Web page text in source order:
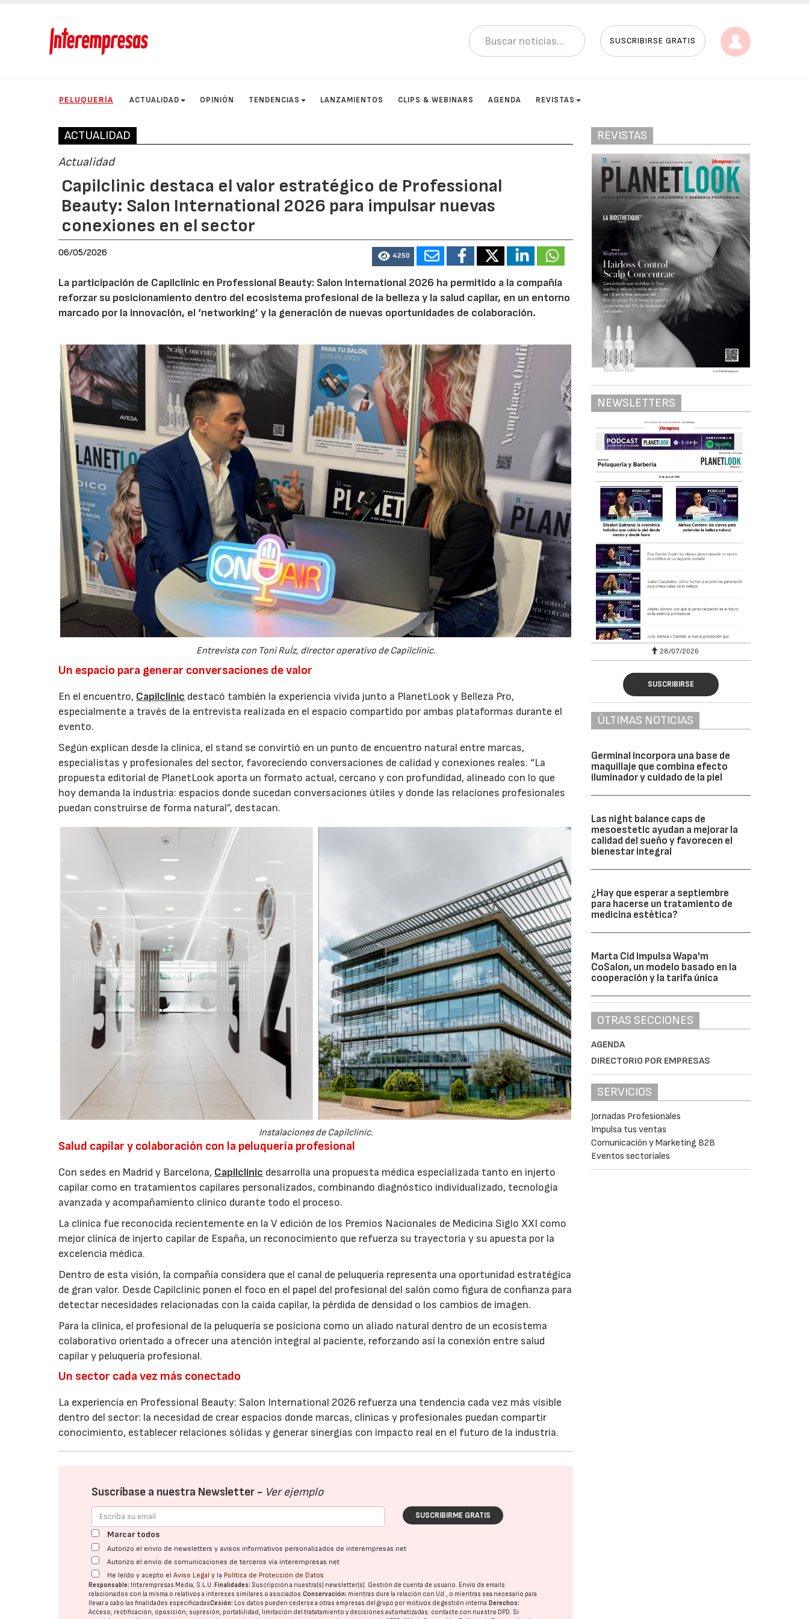
SUSCRIBIRSE GRATIS
PELUQUERÍA ACTUALIDAD OPINIÓN TENDENCIAS LANZAMIENTOS CLIPS & WEBINARS AGENDA REVISTAS
ACTUALIDAD
Actualidad
Capilclinic destaca el valor estratégico de Professional
Beauty: Salon International 2026 para impulsar nuevas
conexiones en el sector
06/05/2026 4250
La participación de Capilclinic en Professional Beauty: Salon International 2026 ha permitido a la compañía
reforzar su posicionamiento dentro del ecosistema profesional de la belleza y la salud capilar, en un entorno
marcado por la innovación, el ‘networking’ y la generación de nuevas oportunidades de colaboración.
Entrevista con Toni RuÍz, dIrector operativo de Capilclinic.
Un espacio para generar conversaciones de valor
En el encuentro, Capilclinic destacó también la experiencia vivida junto a PlanetLook y Belleza Pro,
especialmente a través de la entrevista realizada en el espacio compartido por ambas plataformas durante el
evento.
Según explican desde la clínica, el stand se convirtió en un punto de encuentro natural entre marcas,
especialistas y profesionales del sector, favoreciendo conversaciones de calidad y conexiones reales. “La
propuesta editorial de PlanetLook aporta un formato actual, cercano y con profundidad, alineado con lo que
hoy demanda la industria: espacios donde sucedan conversaciones útiles y donde las relaciones profesionales
puedan construirse de forma natural”, destacan.
Instalaciones de Capilclinic.
Salud capilar y colaboración con la peluquería profesional
Con sedes en Madrid y Barcelona, Capilclinic desarrolla una propuesta médica especializada tanto en injerto
capilar como en tratamientos capilares personalizados, combinando diagnóstico individualizado, tecnología
avanzada y acompañamiento clínico durante todo el proceso.
La clínica fue reconocida recientemente en la V edición de los Premios Nacionales de Medicina Siglo XXI como
mejor clínica de injerto capilar de España, un reconocimiento que refuerza su trayectoria y su apuesta por la
excelencia médica.
Dentro de esta visión, la compañía considera que el canal de peluquería representa una oportunidad estratégica
de gran valor. Desde Capilclinic ponen el foco en el papel del profesional del salón como figura de confianza para
detectar necesidades relacionadas con la caída capilar, la pérdida de densidad o los cambios de imagen.
Para la clínica, el profesional de la peluquería se posiciona como un aliado natural dentro de un ecosistema
colaborativo orientado a ofrecer una atención integral al paciente, reforzando así la conexión entre salud
capilar y peluquería profesional.
Un sector cada vez más conectado
La experiencia en Professional Beauty: Salon International 2026 refuerza una tendencia cada vez más visible
dentro del sector: la necesidad de crear espacios donde marcas, clínicas y profesionales puedan compartir
conocimiento, establecer relaciones sólidas y generar sinergias con impacto real en el futuro de la industria.
Suscríbase a nuestra Newsletter - Ver ejemplo
SUSCRIBIRME GRATIS
Marcar todos
Autorizo el envío de newsletters y avisos informativos personalizados de interempresas.net
Autorizo el envío de comunicaciones de terceros vía interempresas.net
He leído y acepto elAviso Legal y la Política de Protección de Datos
Responsable: Interempresas Media, S.L.U.Finalidades: Suscripción a nuestra(s) newsletter(s). Gestión de cuenta de usuario. Envío de emails
relacionados con la misma o relativos a intereses similares o asociados.Conservación: mientras dure la relación con Ud., o mientras sea necesario para
llevar a cabo las finalidades especificadasCesión: Los datos pueden cederse a otras empresas del grupo por motivos de gestión interna.Derechos:
Acceso, rectificación, oposición, supresión, portabilidad, limitación del tratatamiento y decisiones automatizadas: contacte con nuestro DPD. Si
REVISTAS
NEWSLETTERS
28/07/2026 30/07/2026 30/07/2026
SUSCRIBIRSE
ÚLTIMAS NOTICIAS
Germinal incorpora una base de
maquillaje que combina efecto
iluminador y cuidado de la piel
Las night balance caps de
mesoestetic ayudan a mejorar la
calidad del sueño y favorecen el
bienestar integral
¿Hay que esperar a septiembre
para hacerse un tratamiento de
medicina estética?
Marta Cid impulsa Wapa'm
CoSalon, un modelo basado en la
cooperación y la tarifa única
OTRAS SECCIONES
AGENDA
DIRECTORIO POR EMPRESAS
SERVICIOS
Jornadas Profesionales
Impulsa tus ventas
Comunicación y Marketing B2B
Eventos sectoriales